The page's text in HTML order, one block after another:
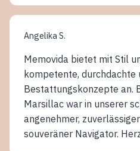
Angelika S.
Memovida bietet mit Stil
kompetente, durchdachte
Bestattungskonzepte an.
Marsillac war in unserer
angenehmer,
souveräner Navigator.